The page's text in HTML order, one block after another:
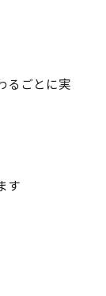
るごとに実
す